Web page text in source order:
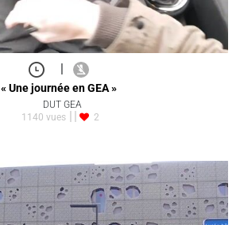
|
« Une journée en GEA »
DUT GEA
1140 vues
2